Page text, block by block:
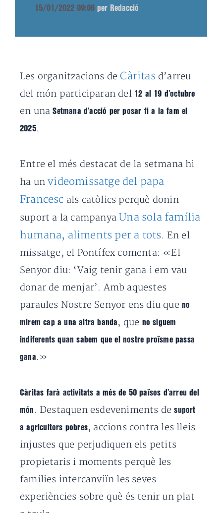
15/01/2022 09:06 per Redacció
Les organitzacions deCàritas d’arreu
del món participaran del 12 al 19 d’octubre
en unaSetmana d’acció per posar fi a la fam el
2025.
Entre el més destacat de la setmana hi
ha unvideomissatge del papa
Francesc als catòlics perquè donin
suport a la campanya Una sola família
humana, aliments per a tots. En el
missatge, el Pontífex comenta: «El
Senyor diu: ‘Vaig tenir gana i em vau
donar de menjar’. Amb aquestes
paraules Nostre Senyor ens diu queno
mirem cap a una altra banda , que no siguem
indiferents quan sabem que el nostre proïsme passa
gana .»
Càritas farà activitats a més de 50 països d’arreu del
món . Destaquen esdeveniments desuport
a agricultors pobres, accions contra les lleis
injustes que perjudiquen els petits
propietaris i moments perquè les
famílies intercanviïn les seves
experiències sobre què és tenir un plat